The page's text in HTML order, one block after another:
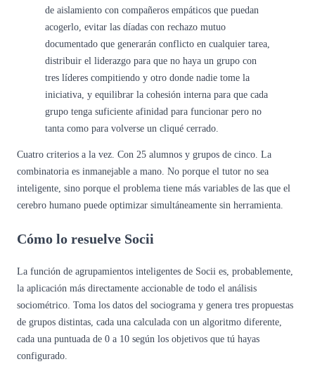
de aislamiento con compañeros empáticos que puedan
acogerlo, evitar las díadas con rechazo mutuo
documentado que generarán conflicto en cualquier tarea,
distribuir el liderazgo para que no haya un grupo con
tres líderes compitiendo y otro donde nadie tome la
iniciativa, y equilibrar la cohesión interna para que cada
grupo tenga suficiente afinidad para funcionar pero no
tanta como para volverse un cliqué cerrado.
Cuatro criterios a la vez. Con 25 alumnos y grupos de cinco. La
combinatoria es inmanejable a mano. No porque el tutor no sea
inteligente, sino porque el problema tiene más variables de las que el
cerebro humano puede optimizar simultáneamente sin herramienta.
Cómo lo resuelve Socii
La función de agrupamientos inteligentes de Socii es, probablemente,
la aplicación más directamente accionable de todo el análisis
sociométrico. Toma los datos del sociograma y genera tres propuestas
de grupos distintas, cada una calculada con un algoritmo diferente,
cada una puntuada de 0 a 10 según los objetivos que tú hayas
configurado.